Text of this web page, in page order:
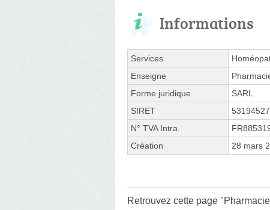
Informations
Services
Enseigne
Forme juridique
SARL
SIRET
N° TVA Intra.
Création
28 mars
Retrouvez cette page